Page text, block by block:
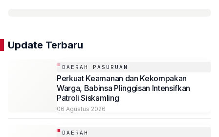
Update Terbaru
DAERAH PASURUAN
Perkuat Keamanan dan Kekompakan
Warga, Babinsa Plinggisan Intensifkan
Patroli Siskamling
06 Agustus 2026
DAERAH